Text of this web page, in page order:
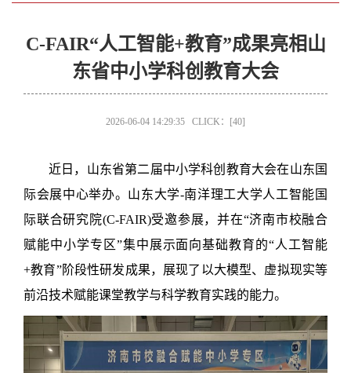
C-FAIR“人工智能+教育”成果亮相山
东省中小学科创教育大会
2026-06-04 14:29:35 CLICK：[40]
近日，山东省第二届中小学科创教育大会在山东国
际会展中心举办。山东大学-南洋理工大学人工智能国
际联合研究院(C-FAIR)受邀参展，并在“济南市校融合
赋能中小学专区”集中展示面向基础教育的“人工智能
+教育”阶段性研发成果，展现了以大模型、虚拟现实等
前沿技术赋能课堂教学与科学教育实践的能力。